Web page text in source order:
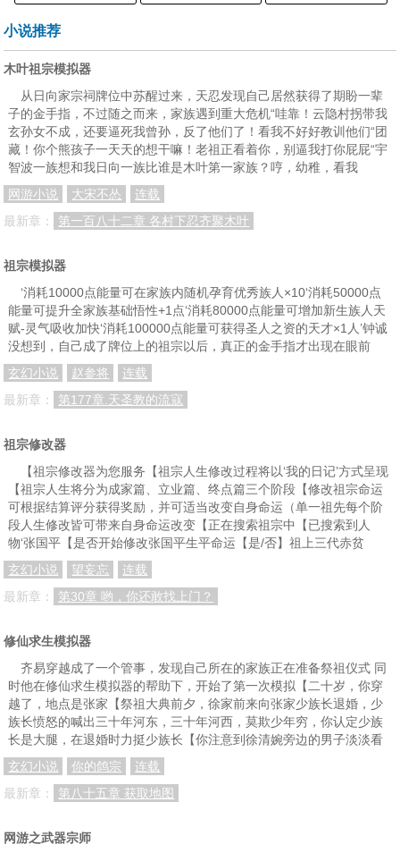
第二十六章 应募炼器师
第三十二章 炼器师的前途 第三十三章 工坊之争 第三十四章 危机
第三十五章 修为再涨 第三十六章 大小姐的娇羞 第三十七章 邀约
第三十八章 筑基丹到手 第三十九章 规矩 第四十章 十重宝气
第四十一章 八道真元 第四十二章 树立威信
第四十四章 重剑炼成 第四十五章 发难
第五十三章 有女墙来 第五十四章 古怪少女 第五十五章 林静姝
第五十六章 彩衣惊艳 第五十七章 花开堪折 第五十八章 玉蝶金钗
第五十九章 刁钻难题
第六十二章 补天神妙 第六十三章 一言为师
第六十五章 林宏相邀
第六十八章 风雷双刀 第六十九章 静姝生辰 第七十章 韩昱献礼
第七十一章 当场揭发 第七十二章 报废！ 第七十三章 人情
第七十四章 筑炼道基 第七十五章 星河铁 第七十六章 杀伐之兵
第七十七章 借机发难
第八十章 法宝威力 第八十一章 铜山道场
第八十三章 风雷飞梭
第八十六章 斗宝大会 第八十七章 七巧特性 第八十八章 又一件绝品
第八十九章 垫脚石 第九十章 无情贯穿 第九十一章 高人来访
第九十二章 上品真器 第九十三章 黑蟒皮袄 第九十四章 试宝
第九十五章 寻衅 第九十六章 应战的彩头
第九十八章 有朋远来 第九十九章 千机变
第一百零一章 地下洞穴
小说推荐
木叶祖宗模拟器
从日向家宗祠牌位中苏醒过来，天忍发现自己居然获得了期盼一辈
子的金手指，不过随之而来，家族遇到重大危机“哇靠！云隐村拐带我
玄孙女不成，还要逼死我曾孙，反了他们了！看我不好好教训他们“团
藏！你个熊孩子一天天的想干嘛！老祖正看着你，别逼我打你屁屁“宇
智波一族想和我日向一族比谁是木叶第一家族？哼，幼稚，看我
网游小说
大宋不怂
连载
最新章：
第一百八十二章 各村下忍齐聚木叶
祖宗模拟器
‘消耗10000点能量可在家族内随机孕育优秀族人×10‘消耗50000点
能量可提升全家族基础悟性+1点‘消耗80000点能量可增加新生族人天
赋-灵气吸收加快‘消耗100000点能量可获得圣人之资的天才×1人’钟诚
没想到，自己成了牌位上的祖宗以后，真正的金手指才出现在眼前
玄幻小说
赵参将
连载
最新章：
第177章.天圣教的流寇
祖宗修改器
【祖宗修改器为您服务【祖宗人生修改过程将以‘我的日记’方式呈现
【祖宗人生将分为成家篇、立业篇、终点篇三个阶段【修改祖宗命运
可根据结算评分获得奖励，并可适当改变自身命运（单一祖先每个阶
段人生修改皆可带来自身命运改变【正在搜索祖宗中【已搜索到人
物‘张国平【是否开始修改张国平生平命运【是/否】祖上三代赤贫
玄幻小说
望妄忘
连载
最新章：
第30章 哟，你还敢找上门？
修仙求生模拟器
齐易穿越成了一个管事，发现自己所在的家族正在准备祭祖仪式 同
时他在修仙求生模拟器的帮助下，开始了第一次模拟【二十岁，你穿
越了，地点是张家【祭祖大典前夕，徐家前来向张家少族长退婚，少
族长愤怒的喊出三十年河东，三十年河西，莫欺少年穷，你认定少族
长是大腿，在退婚时力挺少族长【你注意到徐清婉旁边的男子淡淡看
玄幻小说
你的鸽宗
连载
最新章：
第八十五章 获取地图
网游之武器宗师